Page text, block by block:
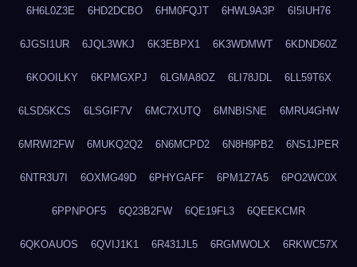
6H6L0Z3E 6HD2DCBO 6HM0FQJT 6HWL9A3P 6I5IUH76
6JGSI1UR 6JQL3WKJ 6K3EBPX1 6K3WDMWT 6KDND60Z
6KOOILKY 6KPMGXPJ 6LGMA8OZ 6LI78JDL 6LL59T6X
6LSD5KCS 6LSGIF7V 6MC7XUTQ 6MNBISNE 6MRU4GHW
6MRWI2FW 6MUKQ2Q2 6N6MCPD2 6N8H9PB2 6NS1JPER
6NTR3U7I 6OXMG49D 6PHYGAFF 6PM1Z7A5 6PO2WC0X
6PPNPOF5 6Q23B2FW 6QE19FL3 6QEEKCMR
6QKOAUOS 6QVIJ1K1 6R431JL5 6RGMWOLX 6RKWC57X